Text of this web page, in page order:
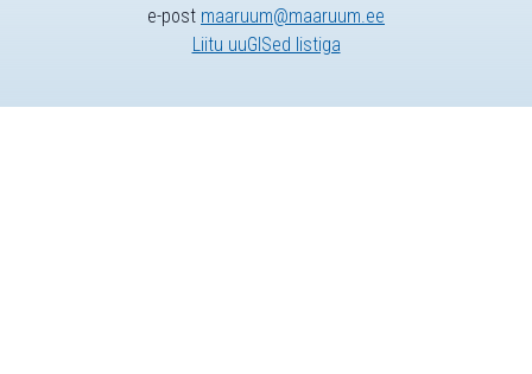
e-post maaruum@maaruum.ee
Liitu uuGISed listiga